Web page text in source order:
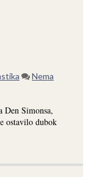
Nema
Simonsa,
ostavilo dubok